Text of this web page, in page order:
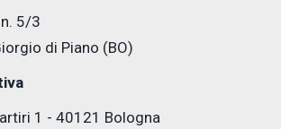
5/3
di Piano (BO)
1 - 40121 Bologna